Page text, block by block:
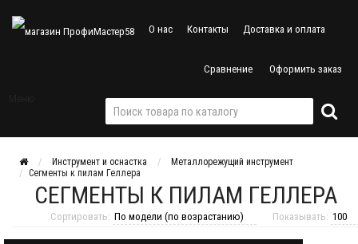
О нас Контакты Доставка и оплата
Сравнение Оформить заказ
Инструмент и оснастка
Металлорежущий инструмент
Сегменты к пилам Геллера
СЕГМЕНТЫ К ПИЛАМ ГЕЛЛЕРА
Показывать:
Сортировать: